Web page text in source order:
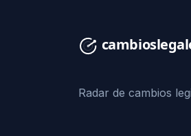
Radar de cambios